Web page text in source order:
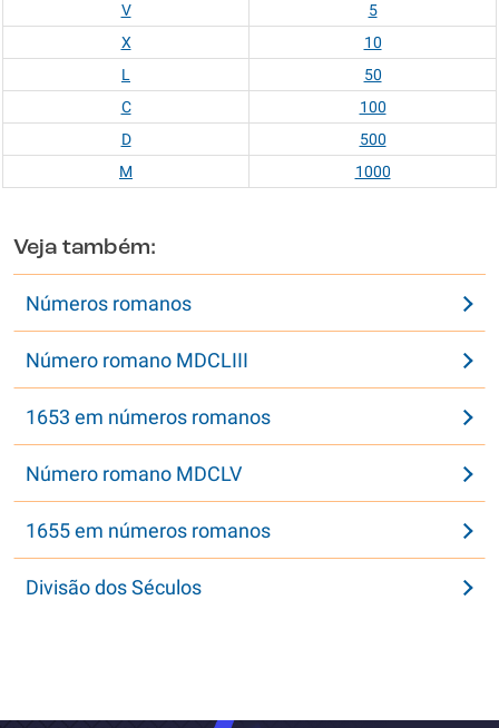
V
5
X
10
L
50
C
100
D
500
M
1000
Veja também:
Números romanos
Número romano MDCLIII
1653 em números romanos
Número romano MDCLV
1655 em números romanos
Divisão dos Séculos